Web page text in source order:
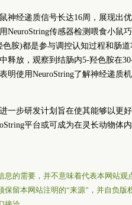
神经递质信号长达16周，展现出
NeuroString传感器检测喂食小鼠
胺)都是参与调控认知过程和肠
释放，观察到结肠内5-羟色胺在
明使用NeuroString了解神经递质
一步研发计划旨在使其能够以更
平台或可成为在灵长动物体
息的需要，并不意味着代表本网站观
留本网站注明的“来源”，并自负版